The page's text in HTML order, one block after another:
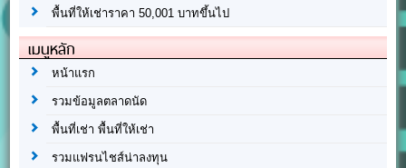
พื้นที่ให้เช่าราคา 50,001 บาทขึ้นไป
เมนูหลัก
หน้าแรก
รวมข้อมูลตลาดนัด
พื้นที่เช่า พื้นที่ให้เช่า
รวมแฟรนไชส์น่าลงทุน